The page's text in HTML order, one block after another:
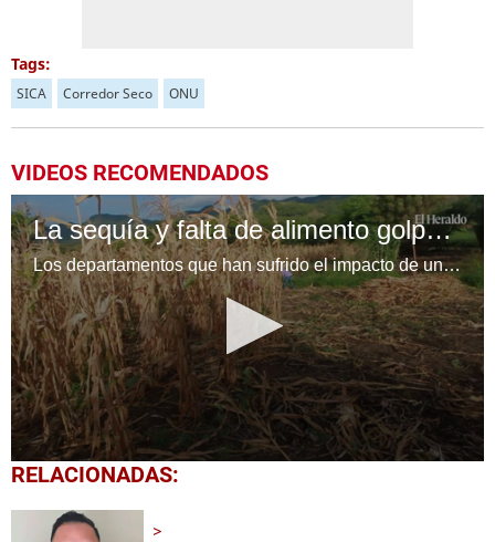
Tags:
SICA Corredor Seco ONU
VIDEOS RECOMENDADOS
La sequía y falta de alimento golpea el corredor seco
Los departamentos que han sufrido el impacto de una severa canícula de casi dos meses son, Valle, Choluteca, Francisco Morazán, El Paraíso, el sur de Olancho, La Paz, Intibucá, Lempira, Ocotepeque y Copán.
0
seconds
RELACIONADAS: